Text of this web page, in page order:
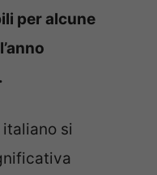
per alcune
si